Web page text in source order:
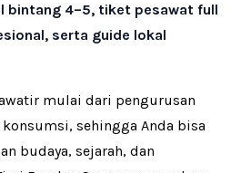
bintang 4–5, tiket pesawat full
serta guide lokal
mulai dari pengurusan
sehingga Anda bisa
budaya, sejarah, dan